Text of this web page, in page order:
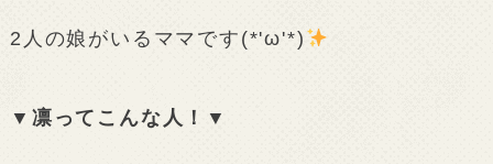
2人の娘がいるママです(*'ω'*)
▼凛ってこんな人！▼